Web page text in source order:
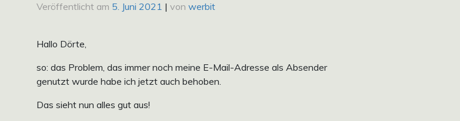
Veröffentlicht am 5. Juni 2021 | von werbit
Hallo Dörte,
so: das Problem, das immer noch meine E-Mail-Adresse als Absender
genutzt wurde habe ich jetzt auch behoben.
Das sieht nun alles gut aus!